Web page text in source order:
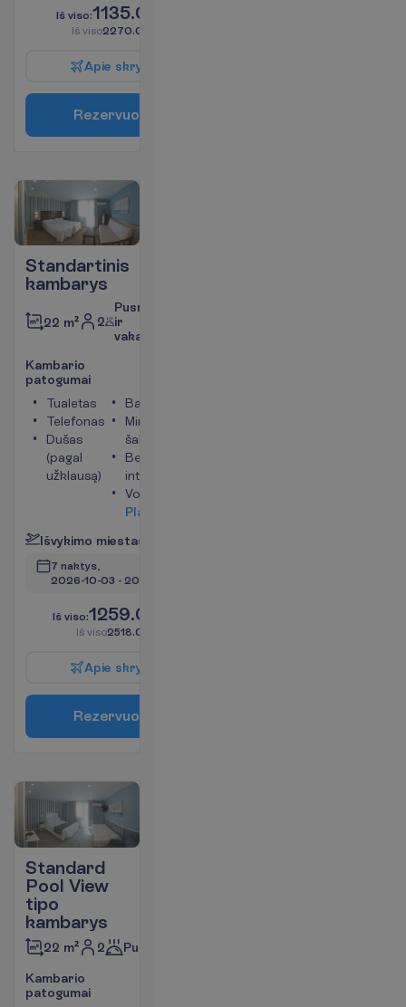
Iš viso:1135.00
Iš viso2270.00
Apie skry
Rezervuo
Standartinis
kambarys
22 m² 2
Pusryčiai
ir
vakarienė
Kambario
patogumai
Tualetas
Telefonas
Dušas
(pagal
užklausą)
Balkonas
Mini
šaldytuvas
Bevielis
internetas
Vonia
Pla
Išvykimo miestas
7 naktys,
2026-10-03 - 2026-10-10
Iš viso:1259.00
Iš viso2518.00
Apie skry
Rezervuo
Standard
Pool View
tipo
kambarys
22 m² 2 Pusryčiai
Kambario
patogumai